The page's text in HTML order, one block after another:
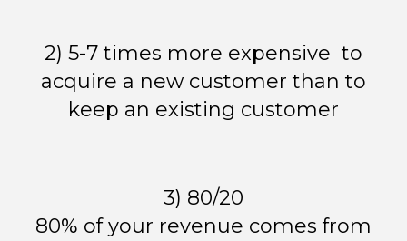
2) 5-7 times more expensive to
acquire a new customer than to
keep an existing customer
3) 80/20
80% of your revenue comes from